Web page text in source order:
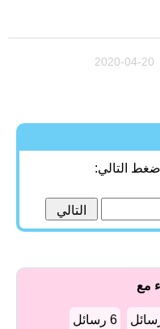
التالي:
مع
6 رسائل